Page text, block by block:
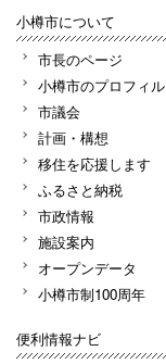
小樽市について
市長のページ
小樽市のプロフィル
市議会
計画・構想
移住を応援します
ふるさと納税
市政情報
施設案内
オープンデータ
小樽市制100周年
便利情報ナビ